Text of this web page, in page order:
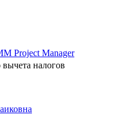
Project Manager
вычета налогов